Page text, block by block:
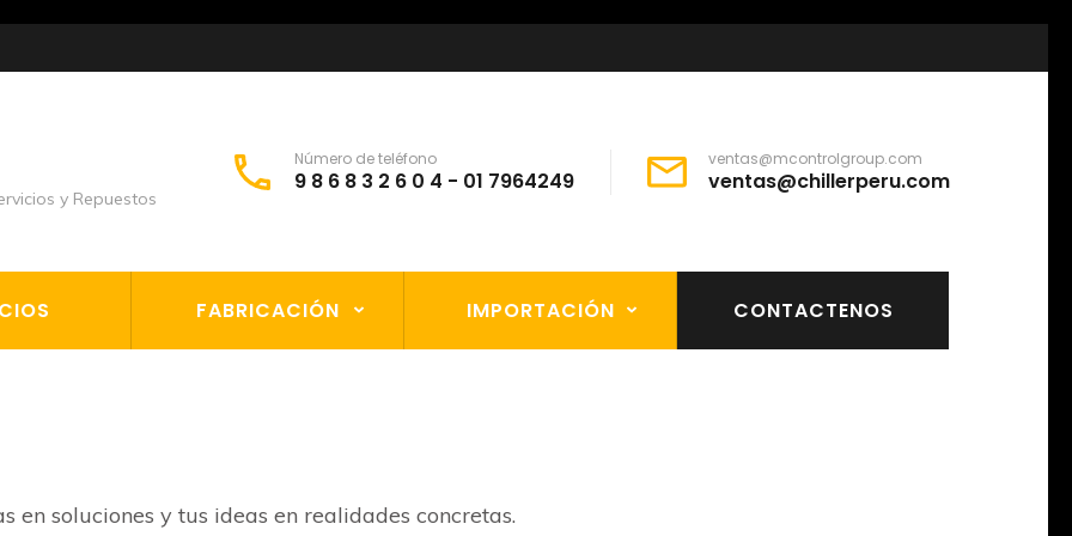
y Repuestos
Número de teléfono
9 8 6 8 3 2 6 0 4 - 01 7964249
ventas@mcontrolgroup.com
ventas@chillerperu.com
FABRICACIÓN IMPORTACIÓN CONTACTENOS
soluciones y tus ideas en realidades concretas.